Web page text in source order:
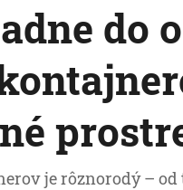
do
je rôznorodý –